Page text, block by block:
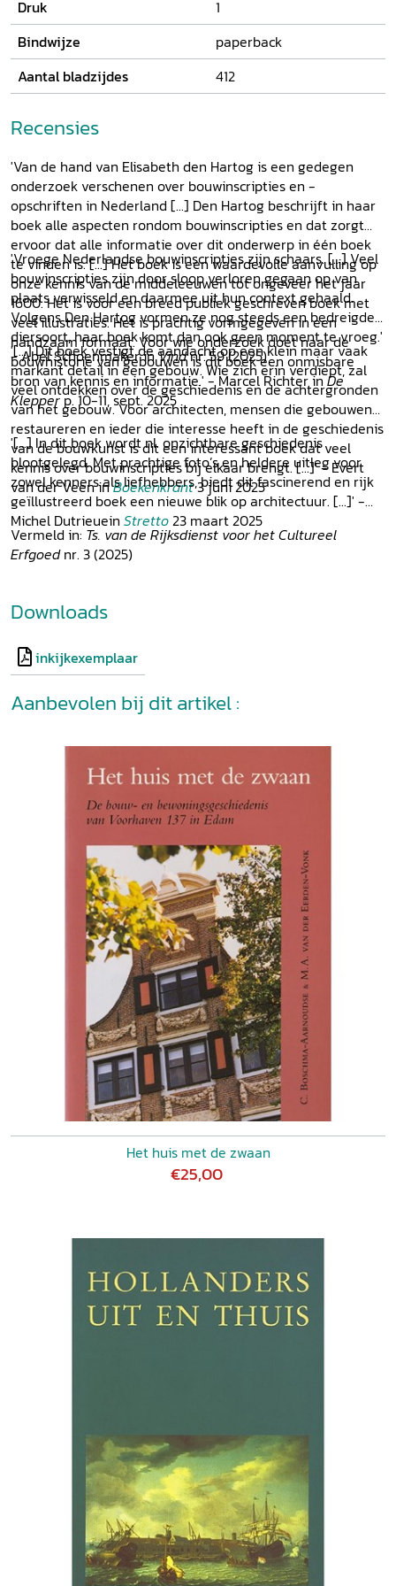
opdrachtgevers zich in de openbare ruimte en thuis, en
welke rol was er weggelegd voor de bouwlieden? En tot wie
richtten de bouwinscripties zich eigenlijk?
Druk
1
Bindwijze
paperback
Aantal bladzijdes
412
Recensies
'Van de hand van Elisabeth den Hartog is een gedegen
onderzoek verschenen over bouwinscripties en -
opschriften in Nederland [...] Den Hartog beschrijft in haar
boek alle aspecten rondom bouwinscripties en dat zorgt
ervoor dat alle informatie over dit onderwerp in één boek
te vinden is. [...] Het boek is een waardevolle aanvulling op
onze kennis van de middeleeuwen tot ongeveer het jaar
1600. Het is voor een breed publiek geschreven boek met
veel illustraties. Het is prachtig vormgegeven in een
handzaam formaat. Voor wie onderzoek doet naar de
bouwhistorie van gebouwen is dit boek een onmisbare
bron van kennis en informatie.' - Marcel Richter inDe
Klepperp. 10-11, sept. 2025
'Vroege Nederlandse bouwinscripties zijn schaars. [...] Veel
bouwinscripties zijn door sloop verloren gegaan op van
plaats verwisseld en daarmee uit hun context gehaald.
Volgens Den Hartog vormen ze nog steeds een bedreigde
diersoort, haar boek komt dan ook geen moment te vroeg.'
- Abel Schoenmaker inVindnr. 59 (2025)
'[...] Dit boek vestigt de aandacht op een klein maar vaak
markant detail in een gebouw. Wie zich erin verdiept, zal
veel ontdekken over de geschiedenis en de achtergronden
van het gebouw. Voor architecten, mensen die gebouwen
restaureren en ieder die interesse heeft in de geschiedenis
van de bouwkunst is dit een interessant boek dat veel
kennis over bouwinscripties bij elkaar brengt. [...]' - Evert
van der Veen inBoekenkrant3 juni 2025
'[...] In dit boek wordt nl. onzichtbare geschiedenis
blootgelegd. Met prachtige foto’s en heldere uitleg voor
zowel kenners als liefhebbers, biedt dit fascinerend en rijk
geïllustreerd boek een nieuwe blik op architectuur. [...]' -
Michel Dutrieuein Stretto23 maart 2025
Vermeld in: Ts. van de Rijksdienst voor het Cultureel
Erfgoednr. 3 (2025)
Downloads
inkijkexemplaar
Aanbevolen bij dit artikel :
Het huis met de zwaan
€25,00